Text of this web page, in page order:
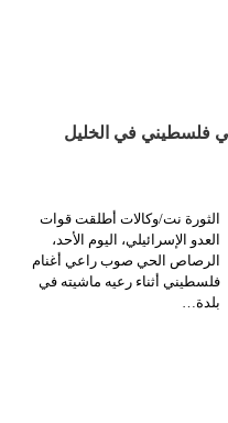
فلسطيني في الخليل
الثورة نت/وكالات أطلقت قوات
العدو الإسرائيلي، اليوم الأحد،
الرصاص الحي صوب راعي أغنام
فلسطيني أثناء رعيه ماشيته في
بلدة…